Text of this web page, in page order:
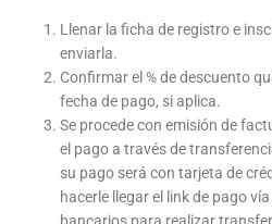
Llenar la ficha de registro e
enviarla.
Confirmar el % de descuento
fecha de pago, si aplica.
Se procede con emisión de
el pago a través de
su pago será con tarjeta de
hacerle llegar el link de pago
bancarios para realizar